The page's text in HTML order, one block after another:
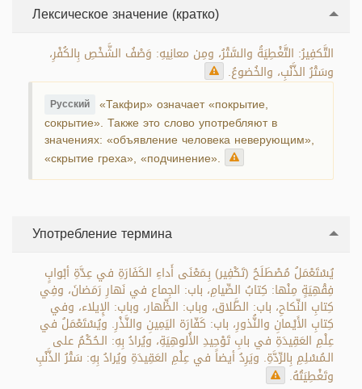
Лексическое значение (кратко)
التَّكفِيرُ: التَّغْطِيَةُ والسَّتْرُ، ومِن معانِيهِ: وَصْفُ الشَّخْصِ بِالكُفْرِ،
وسَتْرُ الذَّنْبِ، والخُضوعُ.
Русский «Такфир» означает «покрытие,
сокрытие». Также это слово употребляют в
значениях: «объявление человека неверующим»,
«скрытие греха», «подчинение».
Употребление термина
يُسْتَعْمَلُ مُصْطَلَحُ (تَكْفِير) بِـمَعْنَى أَداءِ الكَفَارَةِ في عِدَّةِ أبْوابٍ
فِقْهِيَةٍ مِنْها: كِتابُ الصِّيامِ، باب: الجِماع في نَهارِ رَمَضانَ، وفِي
كِتابِ النِّكاحِ، باب: الطَّلاق، وباب: الظِّهار، وباب: الإِيلاء، وفي
كِتابِ الأَيْـمانِ والنُّذورِ، باب: كَفّارَة اليَمِينِ والنَّذْرِ. ويُسْتَعْمَلُ في
عِلْمِ العَقِيدَةِ في بابِ تَوْحِيدِ الأُلوهِيَةِ، ويُرادُ بِهِ: الـحُكْمُ على
الـمُسْلِمِ بِالرِّدَّةِ. ويَرِدُ أيضاً في عِلْمِ العَقِيدَةِ ويُرادُ بِهِ: سَتْرُ الذَّنْبِ
وتَغْطِيَتُهُ.